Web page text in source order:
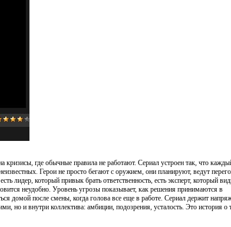
кризисы, где обычные правила не работают. Сериал устроен так, что
Герои не просто бегают с оружием, они планируют, ведут
лидер, который привык брать ответственность, есть эксперт, который
неудобно. Уровень угрозы показывает, как решения принимаются в
домой после смены, когда голова все еще в работе. Сериал держит
но и внутри коллектива: амбиции, подозрения, усталость. Это история о